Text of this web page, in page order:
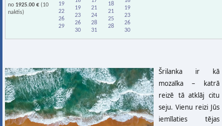
no 1925.00 € (10
naktis)
19
22
26
29
19
23
26
30
21
24
28
31
18
21
25
28
19
23
26
30
Šrilanka ir kā
mozaīka – katrā
reizē tā atklāj citu
seju. Vienu reizi Jūs
iemīlaties tējas